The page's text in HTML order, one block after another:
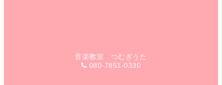
音楽教室 つむぎうた
080-7851-0330